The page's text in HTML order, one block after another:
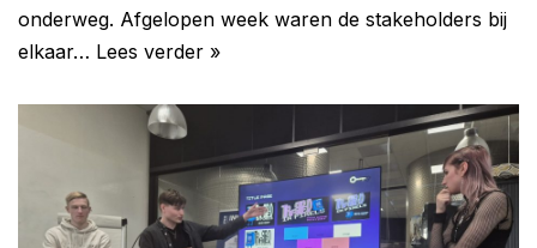
onderweg. Afgelopen week waren de stakeholders bij
elkaar… Lees verder »